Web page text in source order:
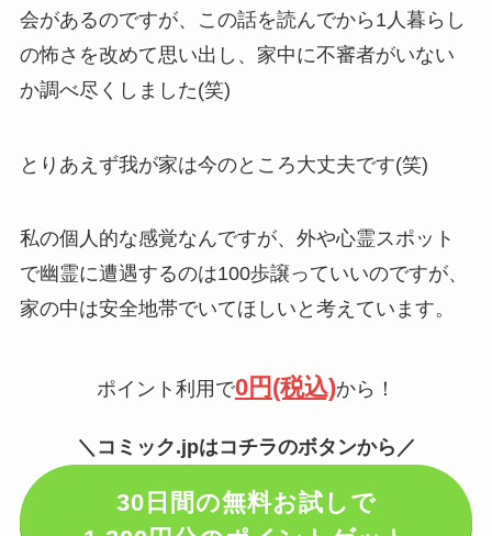
会があるのですが、この話を読んでから1人暮らし
の怖さを改めて思い出し、家中に不審者がいない
か調べ尽くしました(笑)
とりあえず我が家は今のところ大丈夫です(笑)
私の個人的な感覚なんですが、外や心霊スポット
で幽霊に遭遇するのは100歩譲っていいのですが、
家の中は安全地帯でいてほしいと考えています。
ポイント利用で0円(税込)から！
＼コミック.jpはコチラのボタンから／
30日間の無料お試しで